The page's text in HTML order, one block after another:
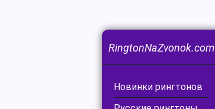
RingtonNaZvonok.com
Новинки рингтонов